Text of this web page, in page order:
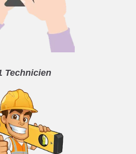
Technicien